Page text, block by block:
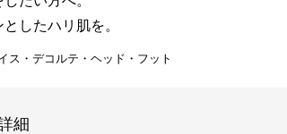
したハリ肌を。
ス・デコルテ・ヘッド・フット
細